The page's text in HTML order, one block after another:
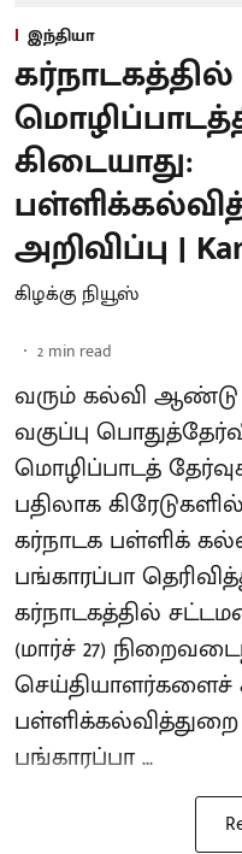
இந்தியா
கிடையாது:
அறிவிப்பு |
கிழக்கு நியூஸ்
2 min read
வரும் கல்வி ஆண்டு
வகுப்பு
மொழிப்பாடத்
பதிலாக
கர்நாடக பள்ளிக்
பங்காரப்பா
கர்நாடகத்தில்
(மார்ச் 27)
செய்தியாளர்களைச்
பங்காரப்பா ...